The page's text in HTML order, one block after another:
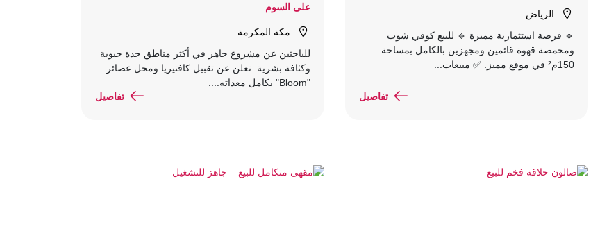
الرياض
🔹 فرصة استثمارية مميزة 🔹 للبيع كوفي شوب
ومحمصة قهوة قائمين ومجهزين بالكامل بمساحة
150م² في موقع مميز. ✅ مبيعات...
تفاصيل
على السوم
مكة المكرمة
للباحثين عن مشروع جاهز في أكثر مناطق جدة حيوية
وكثافة بشرية. نعلن عن تقبيل كافتيريا ومحل عصائر
"Bloom" بكامل معداته....
تفاصيل